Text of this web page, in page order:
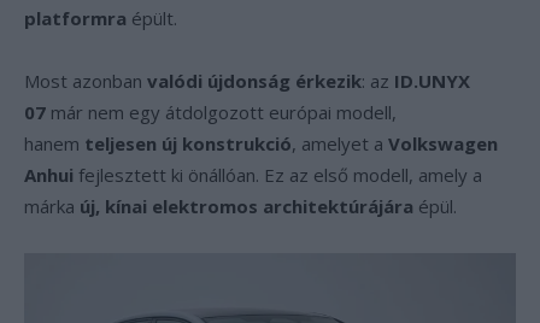
platformra épült.
Most azonban valódi újdonság érkezik: az ID.UNYX
07 már nem egy átdolgozott európai modell,
hanem teljesen új konstrukció, amelyet a Volkswagen
Anhui fejlesztett ki önállóan. Ez az első modell, amely a
márka új, kínai elektromos architektúrájára épül.